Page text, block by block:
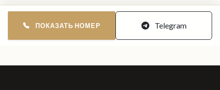
ПОКАЗАТЬ НОМЕР Telegram